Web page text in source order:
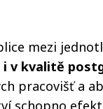
mezi
v kvalitě
pracovišť a
schopno